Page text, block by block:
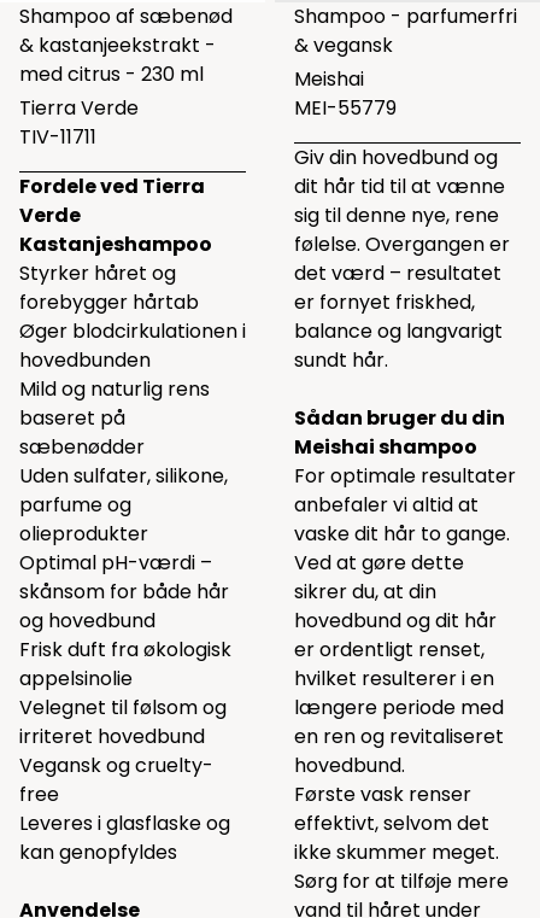
Shampoo af sæbenød
& kastanjeekstrakt -
med citrus - 230 ml
Tierra Verde
TIV-11711
Fordeleved Tierra
Verde
Kastanjeshampoo
Styrker håret og
forebygger hårtab
Øger blodcirkulationen i
hovedbunden
Mild og naturlig rens
baseret på
sæbenødder
Uden sulfater, silikone,
parfume og
olieprodukter
Optimal pH-værdi –
skånsom for både hår
og hovedbund
Frisk duft fra økologisk
appelsinolie
Velegnet til følsom og
irriteret hovedbund
Vegansk og cruelty-
free
Leveres i glasflaske og
kan genopfyldes
Anvendelse
Shampoo - parfumerfri
& vegansk
Meishai
MEI-55779
Giv din hovedbund og
dit hår tid til at vænne
sig til denne nye, rene
følelse. Overgangen er
det værd – resultatet
er fornyet friskhed,
balance og langvarigt
sundt hår.
Sådan bruger du din
Meishai shampoo
For optimale resultater
anbefaler vi altid at
vaske dit hår to gange.
Ved at gøre dette
sikrer du, at din
hovedbund og dit hår
er ordentligt renset,
hvilket resulterer i en
længere periode med
en ren og revitaliseret
hovedbund.
Første vask renser
effektivt, selvom det
ikke skummer meget.
Sørg for at tilføje mere
vand til håret under